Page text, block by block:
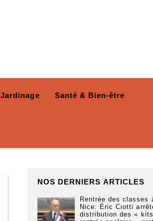
Jardinage Santé & Bien-être
NOS DERNIERS ARTICLES
Rentrée des classes
Nice: Éric Ciotti
distribution des «